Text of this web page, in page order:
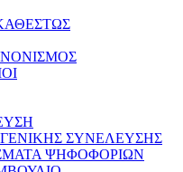
ΣΥΝΕΛΕΥΣΗΣ
ΨΗΦΟΦΟΡΙΩΝ